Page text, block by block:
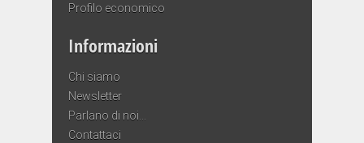
Profilo economico
Informazioni
Chi siamo
Newsletter
Parlano di noi…
Contattaci